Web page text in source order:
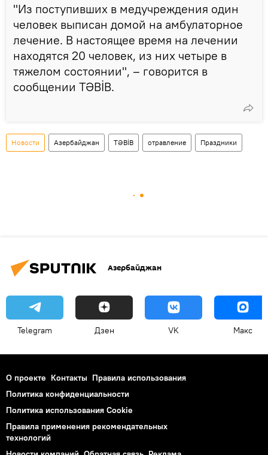
"Из поступивших в медучреждения один
человек выписан домой на амбулаторное
лечение. В настоящее время на лечении
находятся 20 человек, из них четыре в
тяжелом состоянии", – говорится в
сообщении TƏBİB.
Новости Азербайджан TƏBİB отравление Праздники
Азербайджан
Telegram Дзен VK Макс
О проекте Контакты Правила использования
Политика конфиденциальности
Политика использования Cookie
Правила применения рекомендательных
технологий